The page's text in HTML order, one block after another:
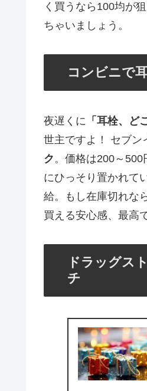
く買うなら100均が
ちゃいましょう。
コンビニで
夜遅くに 「耳栓、ど
世主ですよ！ セブン
ク。価格は200～
にひっそり置かれて
給。もし在庫切れな
買える安心感、最高
ドラッグス
チ